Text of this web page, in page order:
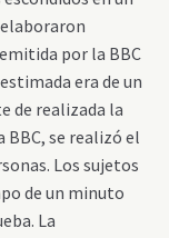
por la BBC
era de un
de realizada la
BBC, se realizó el
Los sujetos
de un minuto
La